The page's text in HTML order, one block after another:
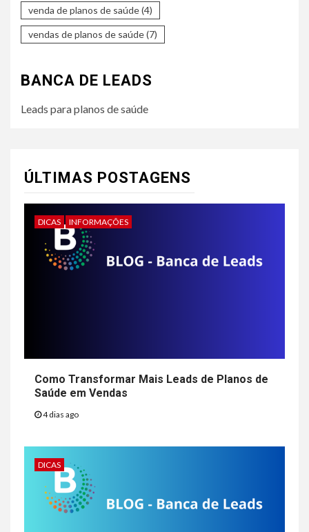
venda de planos de saúde(4)
vendas de planos de saúde(7)
BANCA DE LEADS
Leads para planos de saúde
ÚLTIMAS POSTAGENS
DICAS INFORMAÇÕES
Como Transformar Mais Leads de Planos de
Saúde em Vendas
4 dias ago
DICAS